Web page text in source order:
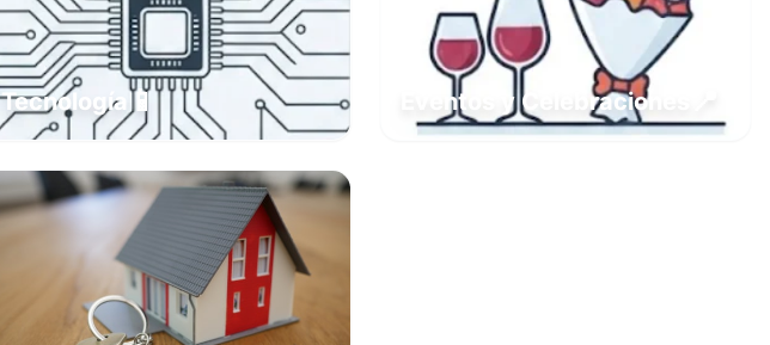
Tecnología 📱 Eventos y Celebraciones